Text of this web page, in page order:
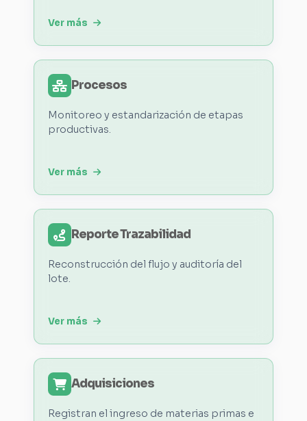
Ver más
Procesos
Monitoreo y estandarización de etapas
productivas.
Ver más
Reporte Trazabilidad
Reconstrucción del flujo y auditoría del
lote.
Ver más
Adquisiciones
Registran el ingreso de materias primas e